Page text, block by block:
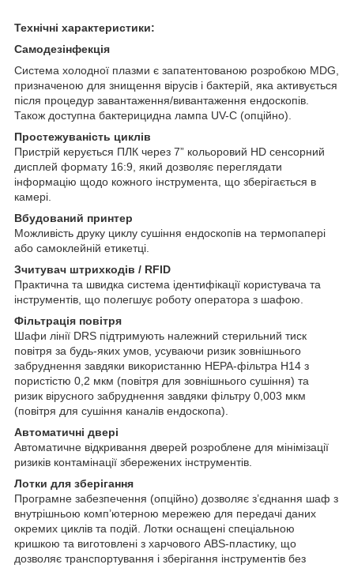
Технічні характеристики:
Самодезінфекція
Система холодної плазми є запатентованою розробкою MDG,
призначеною для знищення вірусів і бактерій, яка активується
після процедур завантаження/вивантаження ендоскопів.
Також доступна бактерицидна лампа UV-C (опційно).
Простежуваність циклів
Пристрій керується ПЛК через 7” кольоровий HD сенсорний
дисплей формату 16:9, який дозволяє переглядати
інформацію щодо кожного інструмента, що зберігається в
камері.
Вбудований принтер
Можливість друку циклу сушіння ендоскопів на термопапері
або самоклейній етикетці.
Зчитувач штрихкодів / RFID
Практична та швидка система ідентифікації користувача та
інструментів, що полегшує роботу оператора з шафою.
Фільтрація повітря
Шафи лінії DRS підтримують належний стерильний тиск
повітря за будь-яких умов, усуваючи ризик зовнішнього
забруднення завдяки використанню HEPA-фільтра H14 з
пористістю 0,2 мкм (повітря для зовнішнього сушіння) та
ризик вірусного забруднення завдяки фільтру 0,003 мкм
(повітря для сушіння каналів ендоскопа).
Автоматичні двері
Автоматичне відкривання дверей розроблене для мінімізації
ризиків контамінації збережених інструментів.
Лотки для зберігання
Програмне забезпечення (опційно) дозволяє з’єднання шаф з
внутрішньою комп’ютерною мережею для передачі даних
окремих циклів та подій. Лотки оснащені спеціальною
кришкою та виготовлені з харчового ABS-пластику, що
дозволяє транспортування і зберігання інструментів без